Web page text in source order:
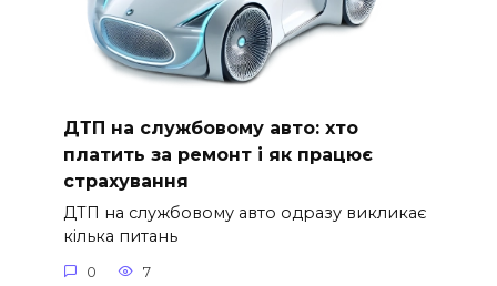
ДТП на службовому авто: хто
платить за ремонт і як працює
страхування
ДТП на службовому авто одразу викликає
кілька питань
0 7